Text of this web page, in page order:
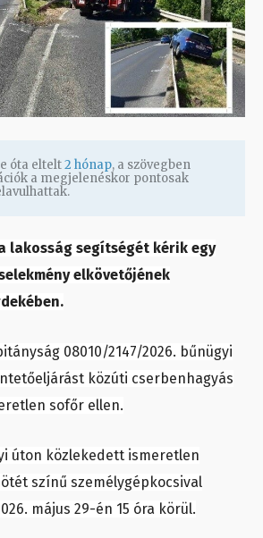
óta eltelt2 hónap, a szövegben
a megjelenéskor pontosak
lakosság segítségét kérik egy
elkövetőjének
08010/2147/2026. bűnügyi
közúti cserbenhagyás
sofőr ellen.
úton közlekedett ismeretlen
színű személygépkocsival
május 29-én 15 óra körül.